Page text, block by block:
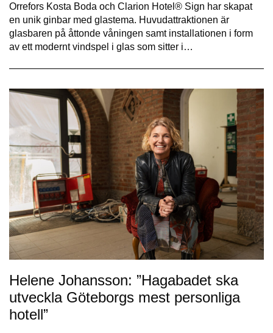
Orrefors Kosta Boda och Clarion Hotel® Sign har skapat
en unik ginbar med glastema. Huvudattraktionen är
glasbaren på åttonde våningen samt installationen i form
av ett modernt vindspel i glas som sitter i…
Helene Johansson: ”Hagabadet ska
utveckla Göteborgs mest personliga
hotell”